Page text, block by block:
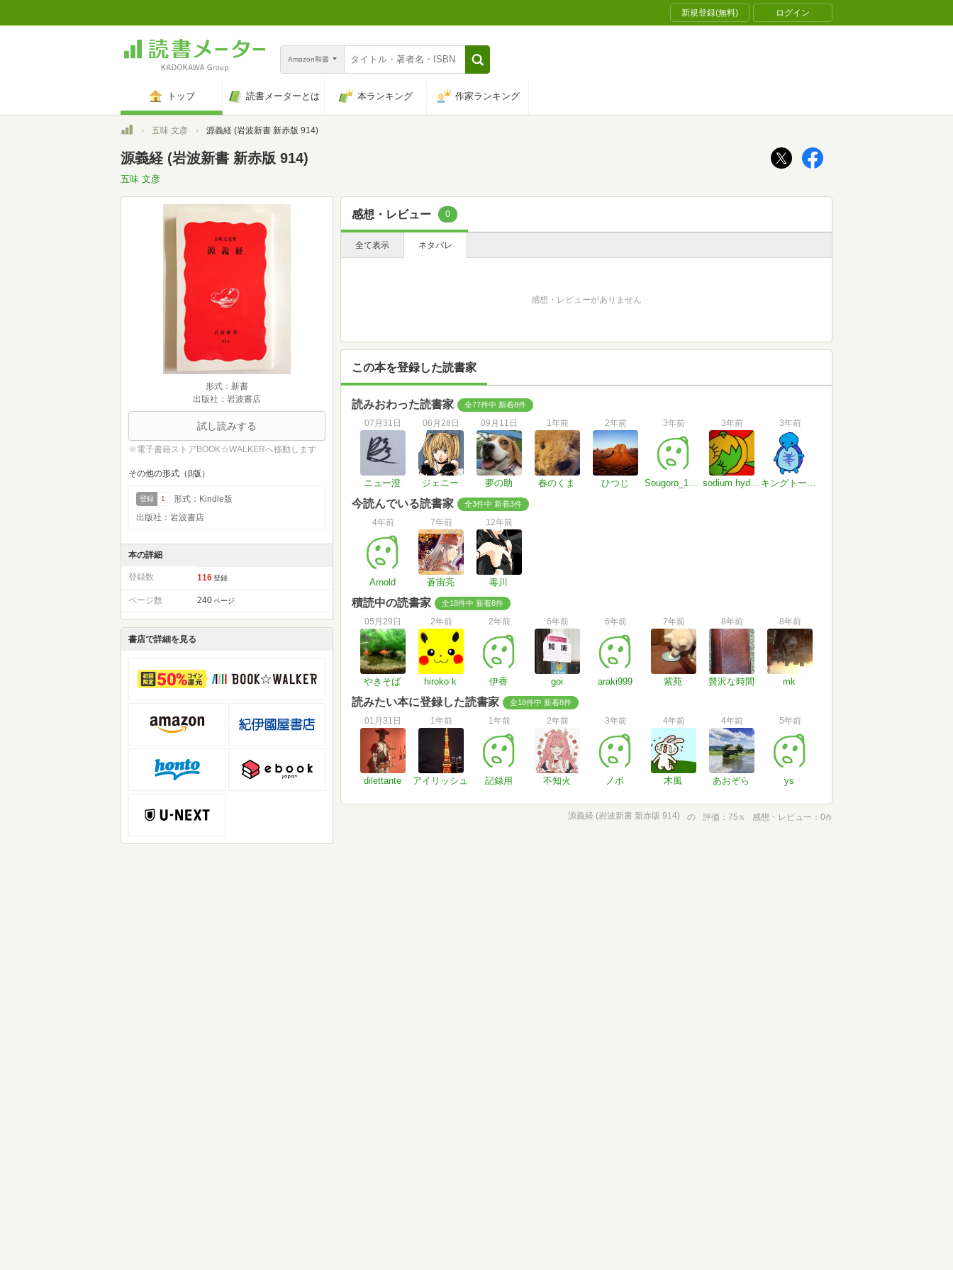
新規登録(無料) ログイン
Amazon和書
トップ 読書メーターとは 本ランキング 作家ランキング
トップ五味 文彦 源義経 (岩波新書 新赤版 914)
源義経 (岩波新書 新赤版 914)
五味 文彦
形式：新書
出版社：岩波書店
試し読みする
※電子書籍ストアBOOK☆WALKERへ移動します
その他の形式（β版）
登録 1
形式：Kindle版
出版社：岩波書店
本の詳細
登録数 116 登録
ページ数 240 ページ
書店で詳細を見る
感想・レビュー 0
全て表示 ネタバレ
感想・レビューがありません
この本を登録した読書家
読みおわった読書家 全77件中 新着8件
07月31日
ニュー澄
06月28日
ジェニー
09月11日
夢の助
1年前
春のくま
2年前
ひつじ
3年前
Sougoro_1528
3年前
sodium hydride
3年前
キングトータス
今読んでいる読書家 全3件中 新着3件
4年前
Arnold
7年前
蒼宙亮
12年前
毒川
積読中の読書家 全18件中 新着8件
05月29日
やきそば
2年前
hiroko k
2年前
伊香
6年前
goi
6年前
araki999
7年前
紫苑
8年前
贅沢な時間
8年前
mk
読みたい本に登録した読書家 全18件中 新着8件
01月31日
dilettante
1年前
アイリッシュ
1年前
記録用
2年前
不知火
3年前
ノボ
4年前
木風
4年前
あおぞら
5年前
ys
源義経 (岩波新書 新赤版 914) の 評価 75 ％ 感想・レビュー 0件